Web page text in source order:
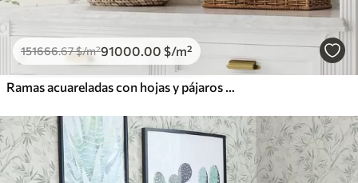
151666.67$/m²91000.00 $/m²
Ramas acuareladas con hojas y pájaros sobre un fondo claro